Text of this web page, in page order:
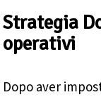
Strategia
operativi
Dopo aver